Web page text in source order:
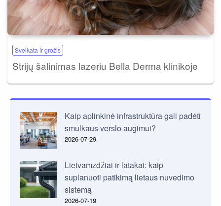
Sveikata ir grožis
Strijų šalinimas lazeriu Bella Derma klinikoje
Kaip aplinkinė infrastruktūra gali padėti
smulkaus verslo augimui?
2026-07-29
Lietvamzdžiai ir latakai: kaip
suplanuoti patikimą lietaus nuvedimo
sistemą
2026-07-19